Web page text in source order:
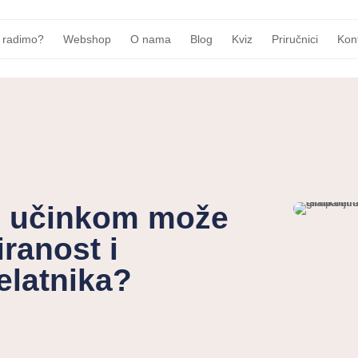
radimo? Webshop O nama Blog Kviz Priručnici
može
i